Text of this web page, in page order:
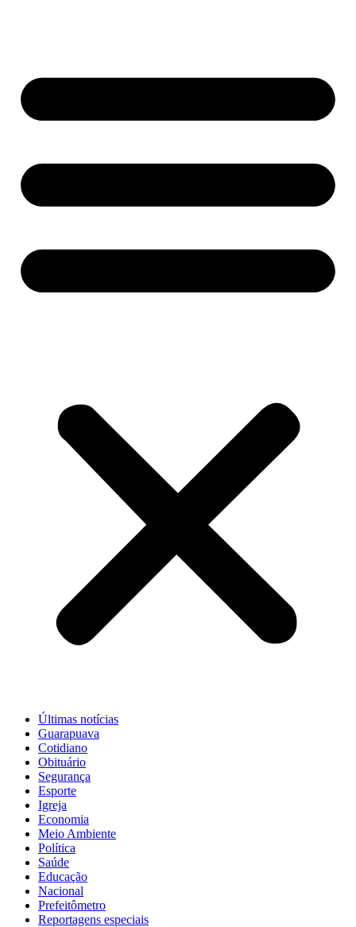
Últimas notícias
Guarapuava
Cotidiano
Obituário
Segurança
Esporte
Igreja
Economia
Meio Ambiente
Política
Saúde
Educação
Nacional
Prefeitômetro
Reportagens especiais